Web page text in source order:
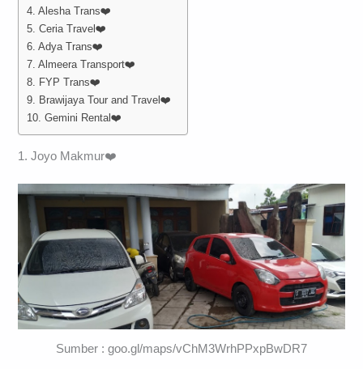
4. Alesha Trans❤️
5. Ceria Travel❤️
6. Adya Trans❤️
7. Almeera Transport❤️
8. FYP Trans❤️
9. Brawijaya Tour and Travel❤️
10. Gemini Rental❤️
1. Joyo Makmur❤️
Sumber : goo.gl/maps/vChM3WrhPPxpBwDR7